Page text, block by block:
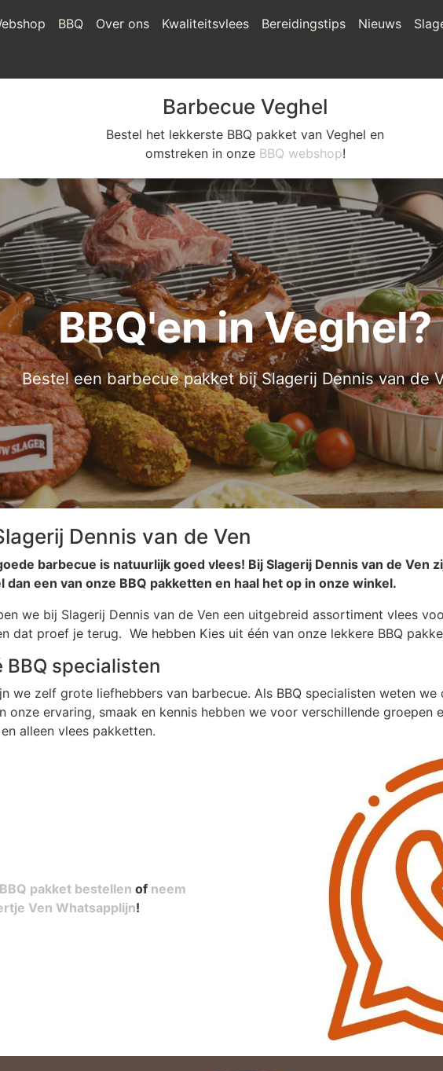
BBQ Over ons Kwaliteitsvlees Bereidingstips Nieuws
Barbecue Veghel
Bestel het lekkerste BBQ pakket van Veghel en
omstreken in onze BBQ webshop!
BBQ'en in Veghel?
Bestel een barbecue pakket bij Slagerij Dennis van de
Dennis van de Ven
barbecue is natuurlijk goed vlees! Bij Slagerij Dennis van de Ven
dan een van onze BBQ pakketten en haal het op in onze winkel.
we bij Slagerij Dennis van de Ven een uitgebreid assortiment vlees
dat proef je terug. We hebben Kies uit één van onze lekkere BBQ
BBQ specialisten
we zelf grote liefhebbers van barbecue. Als BBQ specialisten weten
onze ervaring, smaak en kennis hebben we voor verschillende groepen
alleen vlees pakketten.
pakket bestellen of neem
Ven Whatsapplijn!